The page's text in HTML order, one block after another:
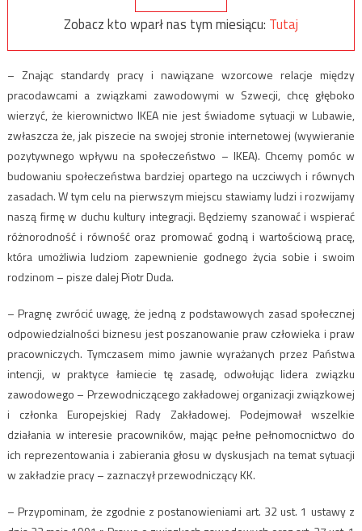
Zobacz kto wparł nas tym miesiącu: Tutaj
– Znając standardy pracy i nawiązane wzorcowe relacje między
pracodawcami a związkami zawodowymi w Szwecji, chcę głęboko
wierzyć, że kierownictwo IKEA nie jest świadome sytuacji w Lubawie,
zwłaszcza że, jak piszecie na swojej stronie internetowej (wywieranie
pozytywnego wpływu na społeczeństwo – IKEA). Chcemy pomóc w
budowaniu społeczeństwa bardziej opartego na uczciwych i równych
zasadach. W tym celu na pierwszym miejscu stawiamy ludzi i rozwijamy
naszą firmę w duchu kultury integracji. Będziemy szanować i wspierać
różnorodność i równość oraz promować godną i wartościową pracę,
która umożliwia ludziom zapewnienie godnego życia sobie i swoim
rodzinom – pisze dalej Piotr Duda.
– Pragnę zwrócić uwagę, że jedną z podstawowych zasad społecznej
odpowiedzialności biznesu jest poszanowanie praw człowieka i praw
pracowniczych. Tymczasem mimo jawnie wyrażanych przez Państwa
intencji, w praktyce łamiecie tę zasadę, odwołując lidera związku
zawodowego – Przewodniczącego zakładowej organizacji związkowej
i członka Europejskiej Rady Zakładowej. Podejmował wszelkie
działania w interesie pracowników, mając pełne pełnomocnictwo do
ich reprezentowania i zabierania głosu w dyskusjach na temat sytuacji
w zakładzie pracy – zaznaczył przewodniczący KK.
– Przypominam, że zgodnie z postanowieniami art. 32 ust. 1 ustawy z